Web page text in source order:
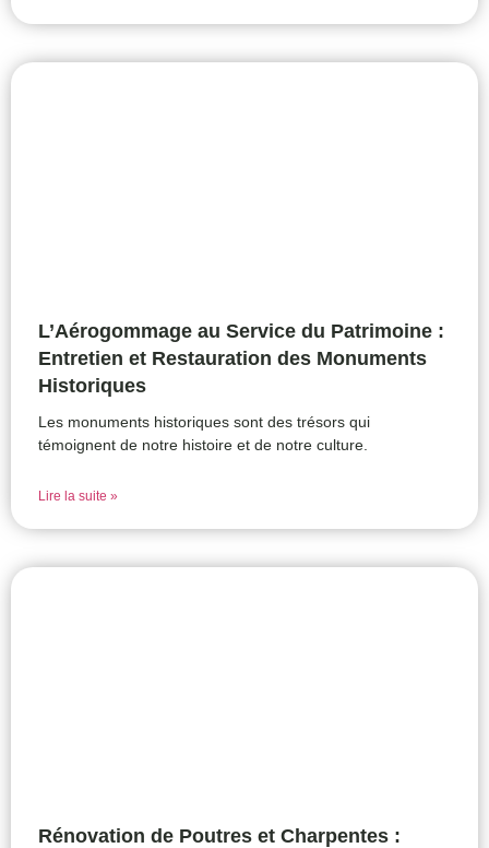
L’Aérogommage au Service du Patrimoine :
Entretien et Restauration des Monuments
Historiques
Les monuments historiques sont des trésors qui
témoignent de notre histoire et de notre culture.
Lire la suite »
Rénovation de Poutres et Charpentes :